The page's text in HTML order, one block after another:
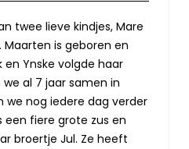
twee lieve kindjes, Mare
is geboren en
en Ynske volgde haar
al 7 jaar samen in
we nog iedere dag verder
een fiere grote zus en
broertje Jul. Ze heeft